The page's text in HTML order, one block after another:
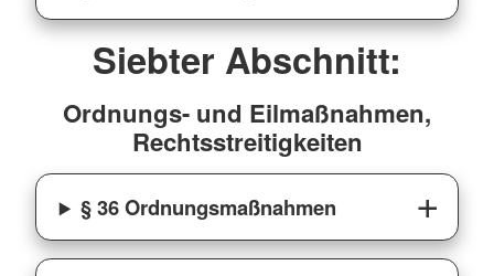
Siebter Abschnitt:
Ordnungs- und Eilmaßnahmen,
Rechtsstreitigkeiten
§ 36 Ordnungsmaßnahmen